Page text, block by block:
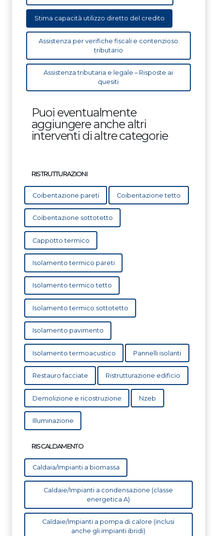
Stima capacità utilizzo diretto del credito
Assistenza per verifiche fiscali e contenzioso
tributario
Assistenza tributaria e legale – Risposte ai
quesiti
Puoi eventualmente
aggiungere anche altri
interventi di altre categorie
RISTRUTTURAZIONI
Coibentazione pareti Coibentazione tetto
Coibentazione sottotetto
Cappotto termico
Isolamento termico pareti
Isolamento termico tetto
Isolamento termico sottotetto
Isolamento pavimento
Isolamento termoacustico Pannelli isolanti
Restauro facciate Ristrutturazione edificio
Demolizione e ricostruzione Nzeb
Illuminazione
RISCALDAMENTO
Caldaia/Impianti a biomassa
Caldaie/Impianti a condensazione (classe
energetica A)
Caldaie/Impianti a pompa di calore (inclusi
anche gli impianti ibridi)